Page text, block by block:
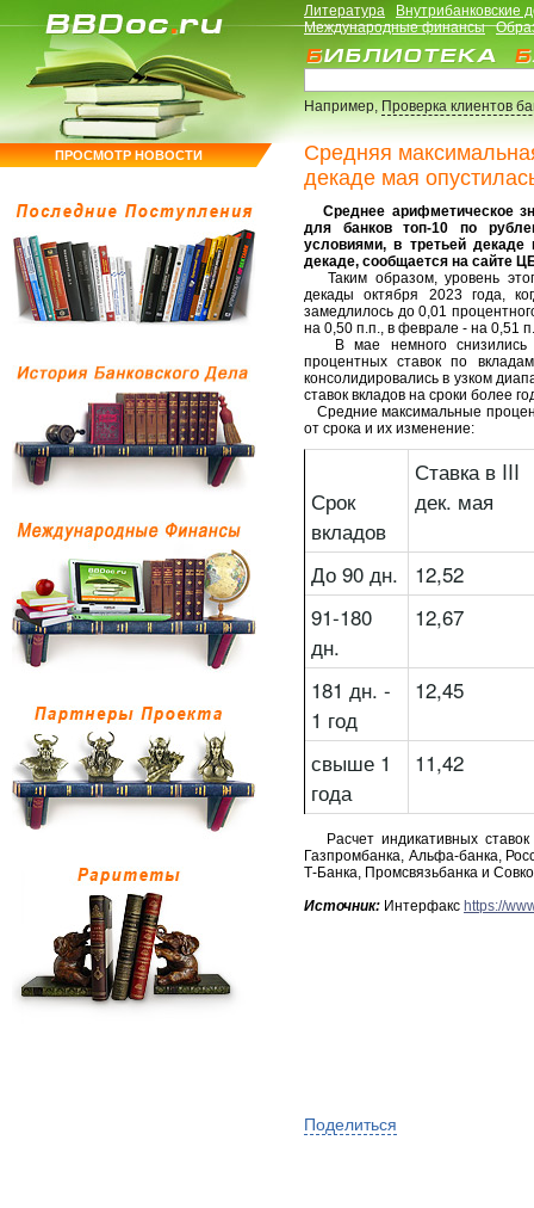
ПРОСМОТР НОВОСТИ
Литература
Внутрибанковские
Международные финансы
Например,Проверка клиентов
Средняя
декаде мая
Среднее арифметическое
для банков топ-10 по
условиями, в третьей
декаде, сообщается на сайте
Таким образом, уровень
декады октября 2023 года,
замедлилось до 0,01
на 0,50 п.п., в феврале - на 0,51
В мае немного снизились
процентных ставок по
консолидировались в узком
ставок вкладов на сроки более
Средние максимальные
от срока и их изменение:
Срок
вкладов
Ставка в III
дек. мая
До 90 дн.
12,52
91-180
дн.
12,67
181 дн. -
1 год
12,45
свыше 1
года
11,42
Расчет индикативных
Газпромбанка, Альфа-банка,
Т-Банка, Промсвязьбанка и
Источник: Интерфакс https://
Поделиться